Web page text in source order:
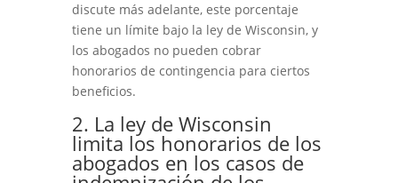
discute más adelante, este porcentaje
tiene un límite bajo la ley de Wisconsin, y
los abogados no pueden cobrar
honorarios de contingencia para ciertos
beneficios.
2. La ley de Wisconsin
limita los honorarios de los
abogados en los casos de